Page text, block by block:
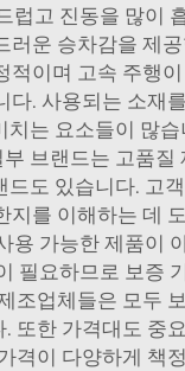
럽고 진동을 많이
러운 승차감을 제
적이며 고속 주행
다. 사용되는 소재
치는 요소들이 많
브랜드는 고품질
드도 있습니다. 고
지를 이해하는 데
용 가능한 제품이
필요하므로 보증
조업체들은 모두
. 또한 가격대도 중
격이 다양하게 책